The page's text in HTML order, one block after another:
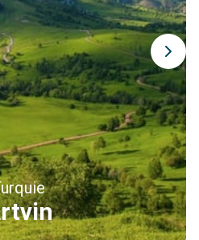
déjeuner turc servi dans les